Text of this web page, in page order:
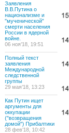
Заявления
В.В.Путина о
национализме и
"мученической"
смерти населения
России в ядерной
войне.
06 ноя’18, 19:51
Полный текст
заявления
Международной
следственной
группы
29 мая’18, 13:23
Как Путин ищет
аргументы для
оккупации
("возвращения
домой") Прибалтики
28 фев’18, 10:42